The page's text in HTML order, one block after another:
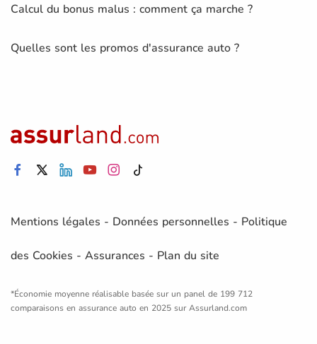
Calcul du bonus malus : comment ça marche ?
Quelles sont les promos d'assurance auto ?
Mentions légales - Données personnelles - Politique
des Cookies - Assurances - Plan du site
*Économie moyenne réalisable basée sur un panel de 199 712
comparaisons en assurance auto en 2025 sur Assurland.com